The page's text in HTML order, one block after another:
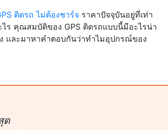
ติดรถ ไม่ต้องชาร์จ ราคาปัจจุบันอยู่ที่เท่า
ไร คุณสมบัติของ GPS ติดรถแบบนี้มีอะไรน่า
และมาหาคำตอบกันว่าทำไมอุปกรณ์ของ
ด